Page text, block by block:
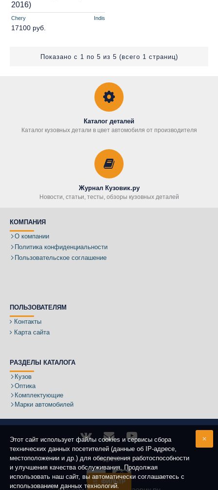
Chery Indis
2016)
17100 руб.
Показано с 1 по 5 из 5 (всего 1 страниц)
Каталог деталей
Каталог кузовных детали в цвет автомобиля от производителя
Журнал Кузовик.ру
Новости, статьи, тесты, обзоры кузовных деталей
КОМПАНИЯ
О компании
Политика конфиденциальности
Пользовательское соглашение
ПОЛЬЗОВАТЕЛЯМ
Контакты
Карта сайта
РАЗДЕЛЫ КАТАЛОГА
Кузов
Оптика
Комплектующие
Марки автомобилей
Адрес:
Этот сайт использует файлы cookies и сервисы сбора
технических данных посетителей (данные об IP-адресе,
местоположении и др.) для обеспечения работоспособности
и улучшения качества обслуживания. Продолжая
использовать наш сайт, вы автоматически соглашаетесь с
использованием данных технологий.
ФИЛЬТР